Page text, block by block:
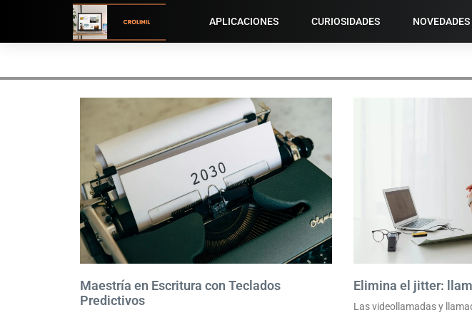
APLICACIONES CURIOSIDADES NOVEDADES
Maestría en Escritura con Teclados
Predictivos
Elimina el jitter:
Las videollamadas y